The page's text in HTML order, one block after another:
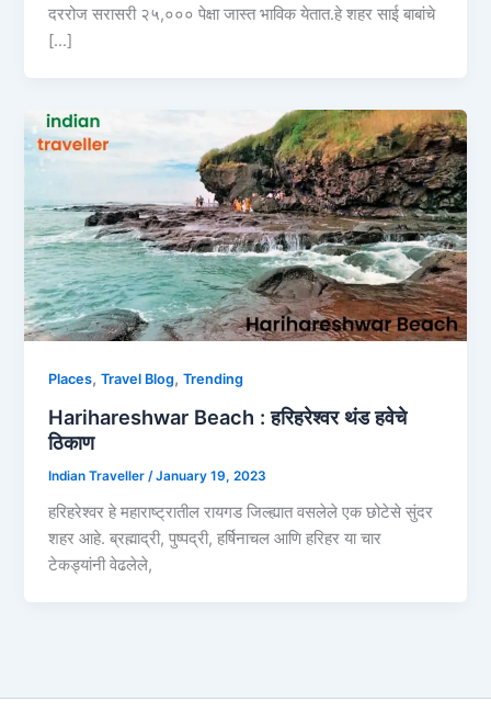
दररोज सरासरी २५,००० पेक्षा जास्त भाविक येतात.हे शहर साई बाबांचे
[…]
Places,Travel Blog,Trending
Harihareshwar Beach : हरिहरेश्वर थंड हवेचे
ठिकाण
Indian Traveller/January 19, 2023
हरिहरेश्वर हे महाराष्ट्रातील रायगड जिल्ह्यात वसलेले एक छोटेसे सुंदर
शहर आहे. ब्रह्माद्री, पुष्पद्री, हर्षिनाचल आणि हरिहर या चार
टेकड्यांनी वेढलेले,